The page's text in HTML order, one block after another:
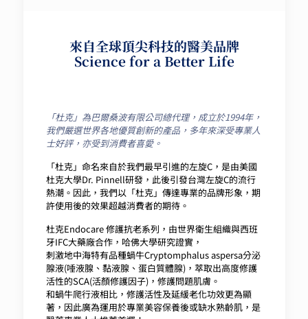
來自全球頂尖科技的醫美品牌
Science for a Better Life
「杜克」為巴爾桑波有限公司總代理，成立於1994年，
我們嚴選世界各地優質創新的產品，多年來深受專業人
士好評，亦受到消費者喜愛。
「杜克」命名來自於我們最早引進的左旋C，是由美國
杜克大學Dr. Pinnell研發，此後引發台灣左旋C的流行
熱潮。因此，我們以「杜克」傳達專業的品牌形象，期
許使用後的效果超越消費者的期待。
杜克Endocare 修護抗老系列，由世界衛生組織與西班
牙IFC大藥廠合作，哈佛大學研究證實，
刺激地中海特有品種蝸牛Cryptomphalus aspersa分泌
腺液(唾液腺、黏液腺、蛋白質體腺)，萃取出高度修護
活性的SCA(活顏修護因子)，修護問題肌膚。
和蝸牛爬行液相比，修護活性及延緩老化功效更為顯
著，因此廣為運用於專業美容保養後或缺水熟齡肌，是